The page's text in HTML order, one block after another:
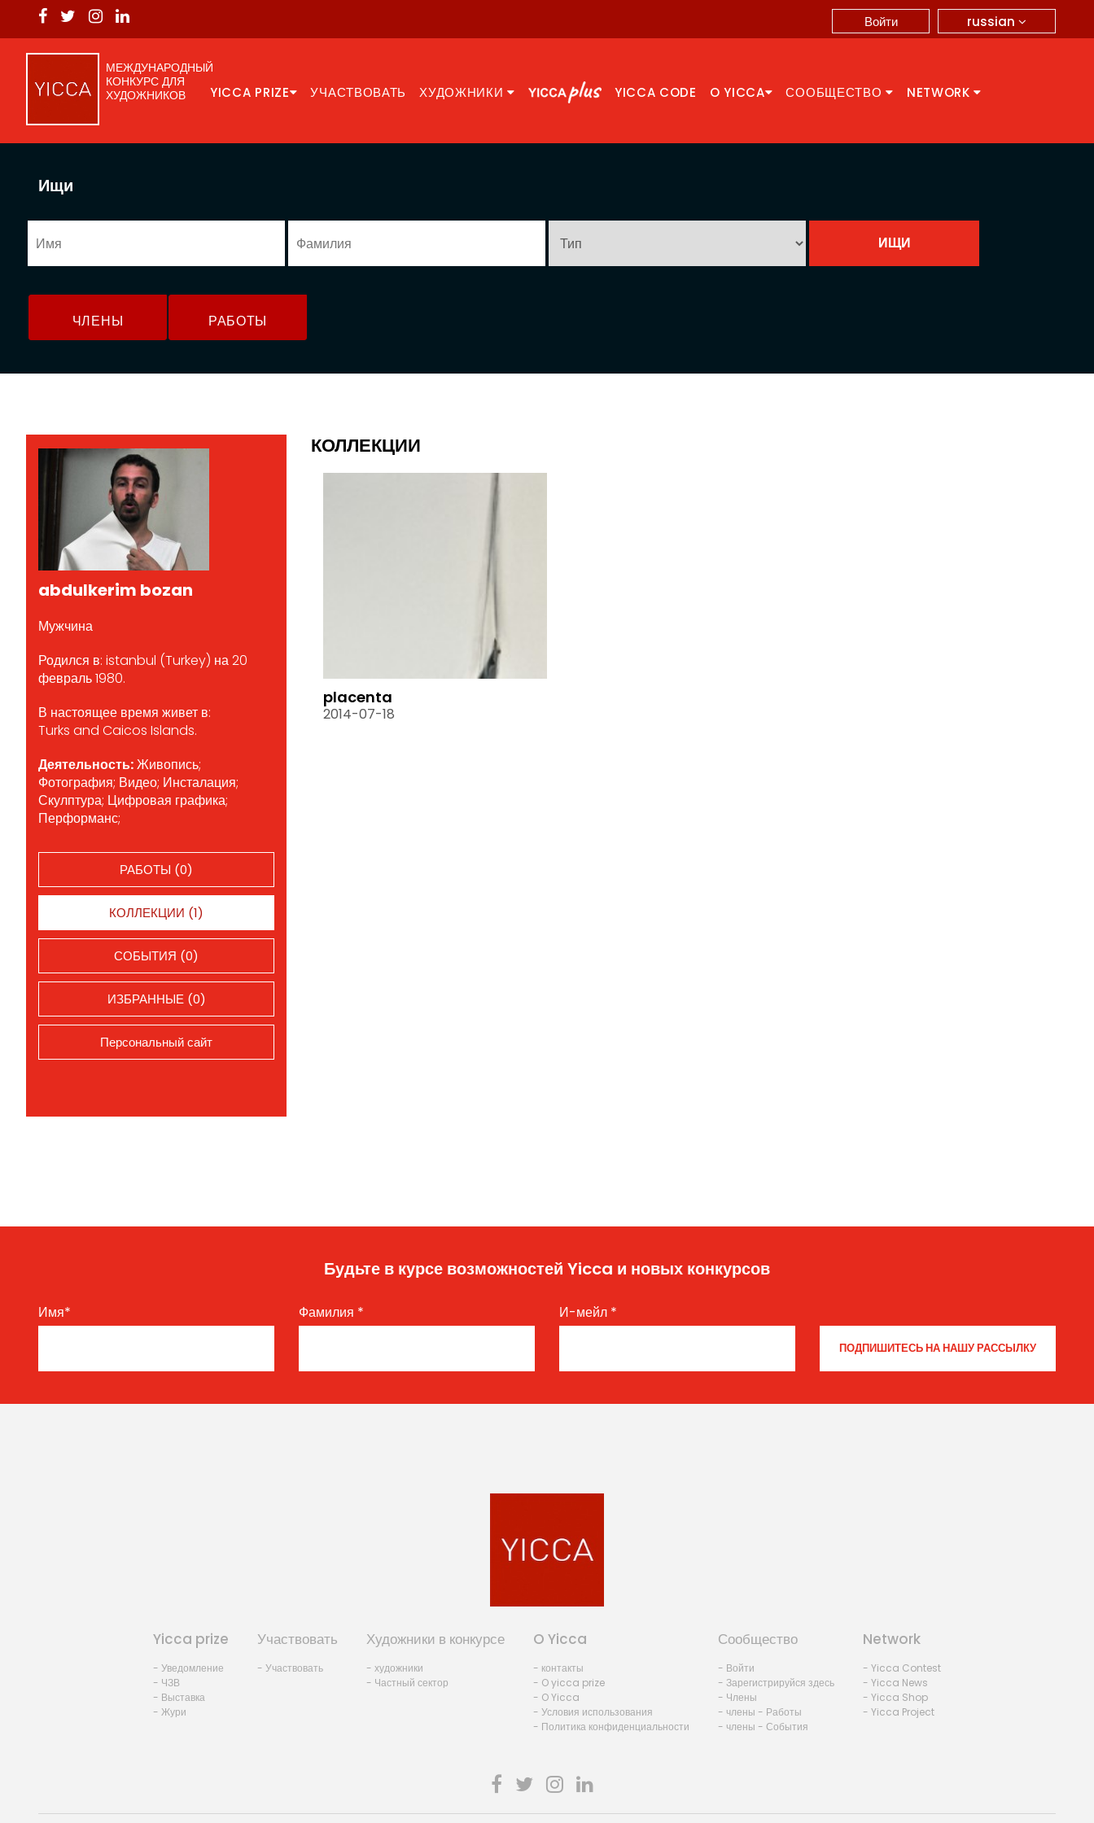
russian
Войти
МЕЖДУНАРОДНЫЙ
КОНКУРС ДЛЯ
ХУДОЖНИКОВ
YICCA PRIZE УЧАСТВОВАТЬ ХУДОЖНИКИ YICCA CODE O YICCA СООБЩЕСТВО NETWORK
Ищи
ЧЛЕНЫ РАБОТЫ
abdulkerim bozan
Мужчина
Родился в: istanbul (Turkey) на 20
февраль 1980.
В настоящее время живет в:
Turks and Caicos Islands.
Деятельность:Живопись;
Фотография; Видео; Инсталация;
Скулптура; Цифровая графика;
Перформанс;
РАБОТЫ (0)
КОЛЛЕКЦИИ (1)
СОБЫТИЯ (0)
ИЗБРАННЫЕ (0)
Персональный сайт
КОЛЛЕКЦИИ
placenta
2014-07-18
Будьте в курсе возможностей Yicca и новых конкурсов
Имя* Фамилия * И-мейл *
Yicca prize
- Уведомление
- ЧЗВ
- Выставка
- Жури
Участвовать
- Участвовать
Художники в конкурсе
- художники
- Частный сектор
O Yicca
- контакты
- O yicca prize
- O Yicca
- Условия использования
- Политика конфиденциальности
Сообщество
- Войти
- Зарегистрируйся здесь
- Члены
- члены - Работы
- члены - События
Network
- Yicca Contest
- Yicca News
- Yicca Shop
- Yicca Project